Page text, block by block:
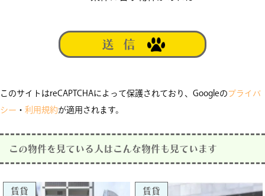
このサイトはreCAPTCHAによって保護されており、Googleのプライバ
シー ・ 利用規約が適用されます。
この物件を見ている人はこんな物件も見ています
賃貸 賃貸